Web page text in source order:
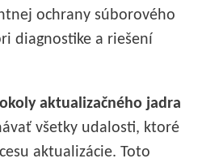
ochrany súborového
diagnostike a riešení
aktualizačného jadra
všetky udalosti, ktoré
aktualizácie. Toto